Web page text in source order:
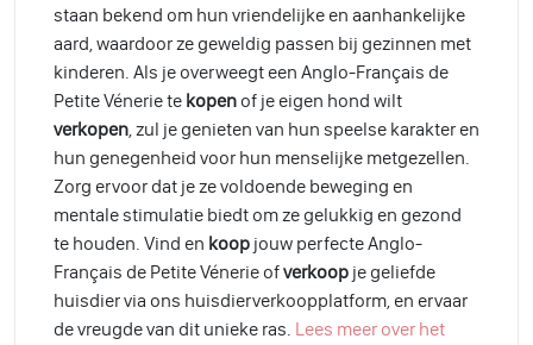
staan bekend om hun vriendelijke en aanhankelijke
aard, waardoor ze geweldig passen bij gezinnen met
kinderen. Als je overweegt een Anglo-Français de
Petite Vénerie te kopen of je eigen hond wilt
verkopen, zul je genieten van hun speelse karakter en
hun genegenheid voor hun menselijke metgezellen.
Zorg ervoor dat je ze voldoende beweging en
mentale stimulatie biedt om ze gelukkig en gezond
te houden. Vind en koop jouw perfecte Anglo-
Français de Petite Vénerie ofverkoop je geliefde
huisdier via ons huisdierverkoopplatform, en ervaar
de vreugde van dit unieke ras. Lees meer over het